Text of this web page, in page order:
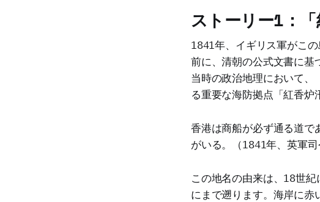
ストーリー1：
1841年、イギリス軍がこ
前に、清朝の公式文書に基
当時の政治地理において、
る重要な海防拠点「紅香炉
香港は商船が必ず通る道で
がいる。（1841年、英軍司
この地名の由来は、18世
にまで遡ります。海岸に